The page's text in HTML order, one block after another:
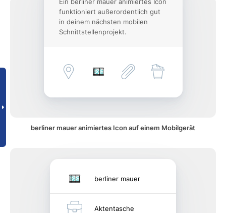
funktioniert außerordentlich gut
in deinem nächsten mobilen
Schnittstellenprojekt.
berliner mauer animiertes Icon auf einem Mobilgerät
berliner mauer
Aktentasche